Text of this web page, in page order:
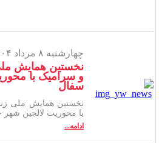
چهارشنبه ۸ مرداد ۱۴۰۴ -
نخستین همایش
و سرامیک با
سفال
نخستین همایش ملی
با محوریت لالجین شهر
ادامه...